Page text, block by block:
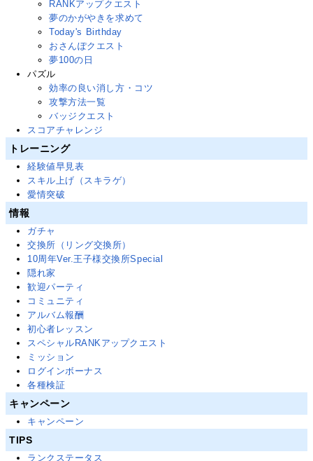
RANKアップクエスト
夢のかがやきを求めて
Today's Birthday
おさんぽクエスト
夢100の日
パズル
効率の良い消し方・コツ
攻撃方法一覧
バッジクエスト
スコアチャレンジ
トレーニング
経験値早見表
スキル上げ（スキラゲ）
愛情突破
情報
ガチャ
交換所（リング交換所）
10周年Ver.王子様交換所Special
隠れ家
歓迎パーティ
コミュニティ
アルバム報酬
初心者レッスン
スペシャルRANKアップクエスト
ミッション
ログインボーナス
各種検証
キャンペーン
キャンペーン
TIPS
ランクステータス